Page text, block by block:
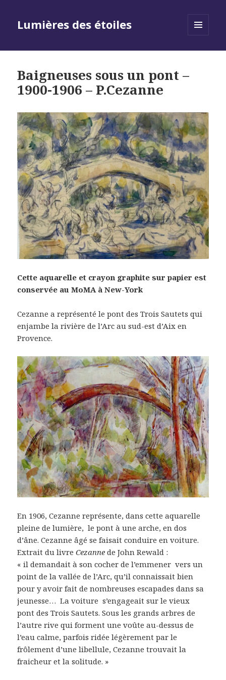
Lumières des étoiles
Baigneuses sous un pont –
1900-1906 – P.Cezanne
Cette aquarelle et crayon graphite sur papier est
conservée au MoMA à New-York
Cezanne a représenté le pont des Trois Sautets qui
enjambe la rivière de l’Arc au sud-est d’Aix en
Provence.
En 1906, Cezanne représente, dans cette aquarelle
pleine de lumière, le pont à une arche, en dos
d’âne. Cezanne âgé se faisait conduire en voiture.
Extrait du livreCezannede John Rewald :
« il demandait à son cocher de l’emmener vers un
point de la vallée de l’Arc, qu’il connaissait bien
pour y avoir fait de nombreuses escapades dans sa
jeunesse… La voiture s’engageait sur le vieux
pont des Trois Sautets. Sous les grands arbres de
l’autre rive qui forment une voûte au-dessus de
l’eau calme, parfois ridée légèrement par le
frôlement d’une libellule, Cezanne trouvait la
fraicheur et la solitude. »